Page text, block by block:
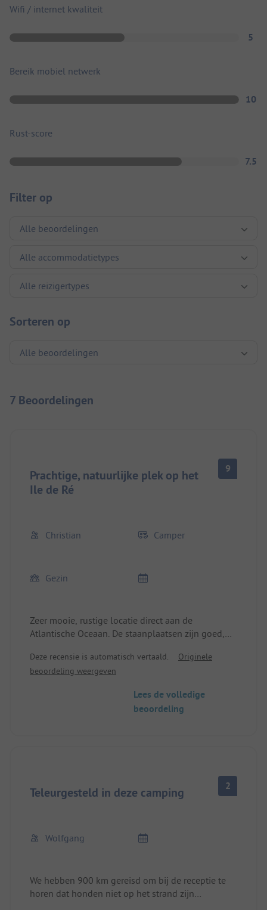
Wifi / internet kwaliteit
5
Bereik mobiel netwerk
10
Rust-score
7.5
Filter op
Sorteren op
7 Beoordelingen
Prachtige, natuurlijke plek op het
Ile de Ré
9
Christian Camper
Gezin
Zeer mooie, rustige locatie direct aan de
Atlantische Oceaan. De staanplaatsen zijn goed,
beschikbaar bij de receptie (maar dat hoort bij het
programma hier). Grotere campers kunnen het
Deze recensie is automatisch vertaald.
Originele
beoordeling weergeven
Lees de volledige
beoordeling
Teleurgesteld in deze camping 2
Wolfgang
We hebben 900 km gereisd om bij de receptie te
horen dat honden niet op het strand zijn